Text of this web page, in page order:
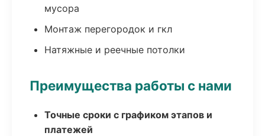
мусора
Монтаж перегородок и гкл
Натяжные и реечные потолки
Преимущества работы с нами
Точные сроки с графиком этапов и
платежей